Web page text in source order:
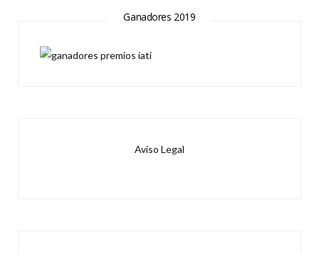
Ganadores 2019
Aviso Legal